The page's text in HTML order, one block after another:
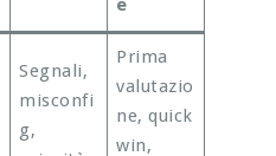
Segnali,
misconfi
g,
Prima
valutazio
ne, quick
win,